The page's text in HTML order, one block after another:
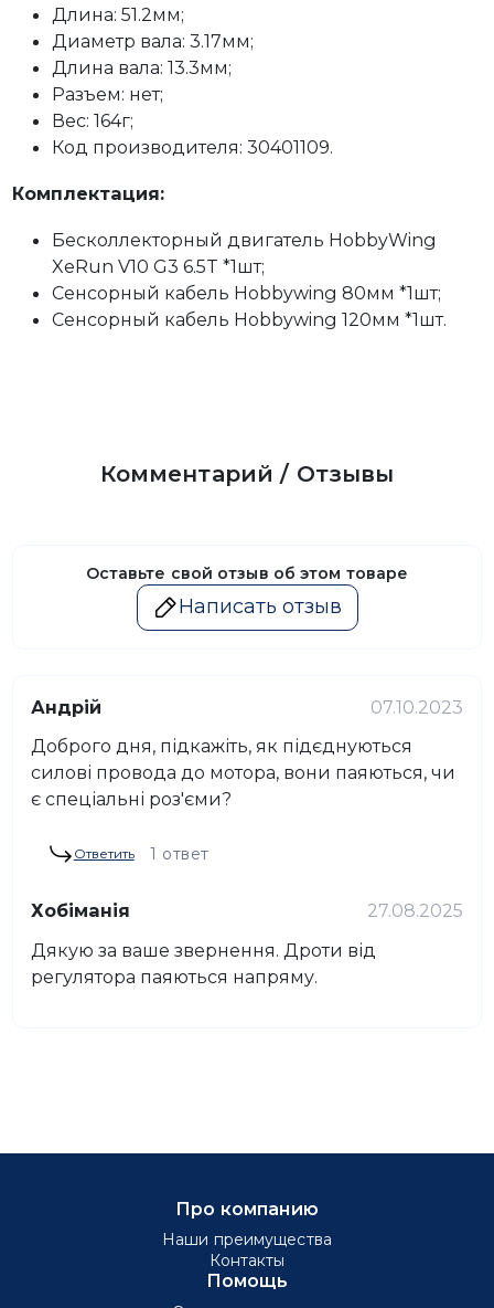
Длина: 51.2мм;
Диаметр вала: 3.17мм;
Длина вала: 13.3мм;
Разъем: нет;
Вес: 164г;
Код производителя: 30401109.
Комплектация:
Бесколлекторный двигатель HobbyWing
XeRun V10 G3 6.5T *1шт;
Сенсорный кабель Hobbywing 80мм *1шт;
Сенсорный кабель Hobbywing 120мм *1шт.
Комментарий / Отзывы
Оставьте свой отзыв об этом товаре
Написать отзыв
Андрій
07.10.2023
Доброго дня, підкажіть, як підєднуються
силові провода до мотора, вони паяються, чи
є спеціальні роз'єми?
Ответить 1 ответ
Хобіманія
27.08.2025
Дякую за ваше звернення. Дроти від
регулятора паяються напряму.
Про компанию
Наши преимущества
Контакты
Помощь